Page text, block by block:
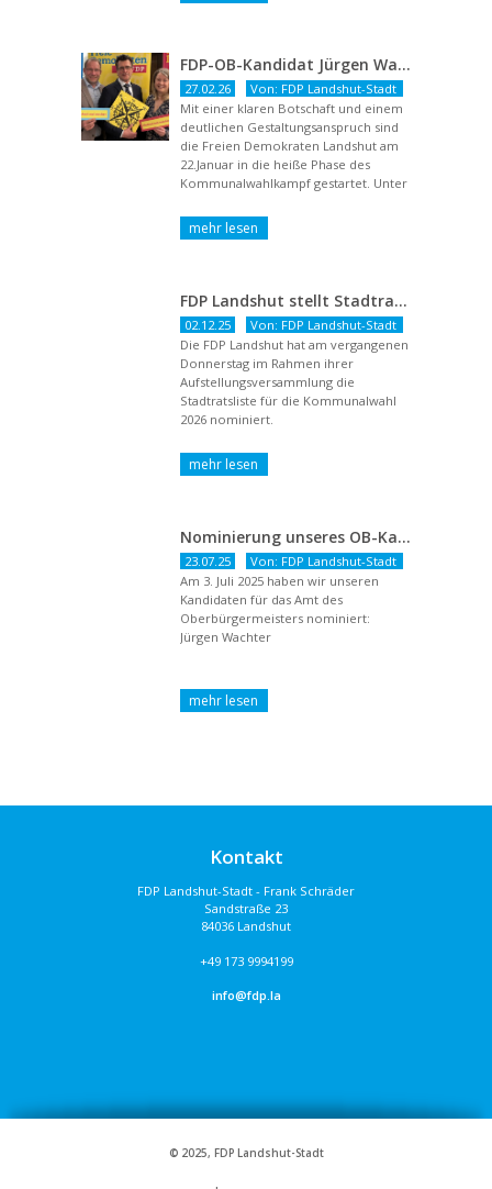
FDP-OB-Kandidat Jürgen Wachter: „Politik auf Pump ist unsozial“
27.02.26
Von: FDP Landshut-Stadt
Mit einer klaren Botschaft und einem
deutlichen Gestaltungsanspruch sind
die Freien Demokraten Landshut am
22.Januar in die heiße Phase des
Kommunalwahlkampf gestartet. Unter
FDP Landshut stellt Stadtratsliste für 2026 auf – OB-Kandidat Jürgen Wachter betont Gestaltungsanspruch und liberale Zukunftsvision
02.12.25
Von: FDP Landshut-Stadt
Die FDP Landshut hat am vergangenen
Donnerstag im Rahmen ihrer
Aufstellungsversammlung die
Stadtratsliste für die Kommunalwahl
2026 nominiert.
Nominierung unseres OB-Kandidaten
23.07.25
Von: FDP Landshut-Stadt
Am 3. Juli 2025 haben wir unseren
Kandidaten für das Amt des
Oberbürgermeisters nominiert:
Jürgen Wachter
Kontakt
FDP Landshut-Stadt - Frank Schräder
Sandstraße 23
84036 Landshut
+49 173 9994199
info@fdp.la
© 2025, FDP Landshut-Stadt